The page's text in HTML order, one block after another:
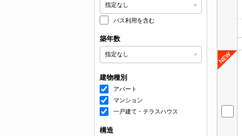
バス利用を含む
築年数
建物種別
アパート
マンション
一戸建て・テラスハウス
構造